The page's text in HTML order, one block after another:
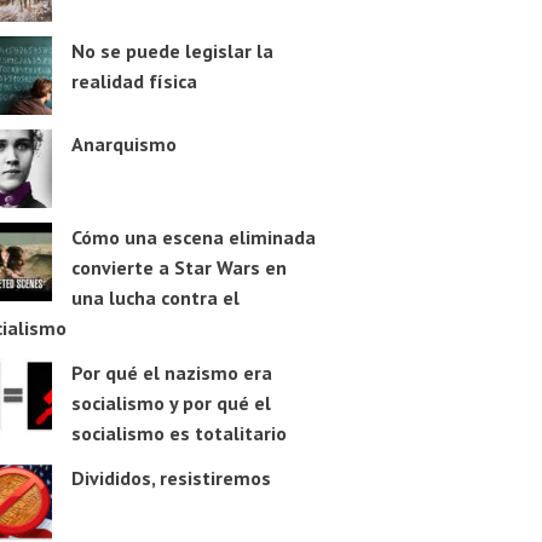
No se puede legislar la
realidad física
Anarquismo
Cómo una escena eliminada
convierte a Star Wars en
una lucha contra el
Por qué el nazismo era
socialismo y por qué el
socialismo es totalitario
Divididos, resistiremos